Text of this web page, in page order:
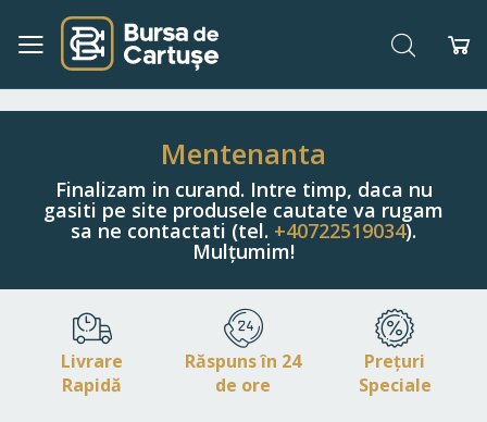
Navigați
Conținut
Căutare
Mentenanta
Finalizam in curand. Intre timp, daca nu
gasiti pe site produsele cautate va rugam
sa ne contactati (tel. +40722519034).
Mulțumim!
Livrare
Rapidă
Răspuns în 24
de ore
Prețuri
Speciale